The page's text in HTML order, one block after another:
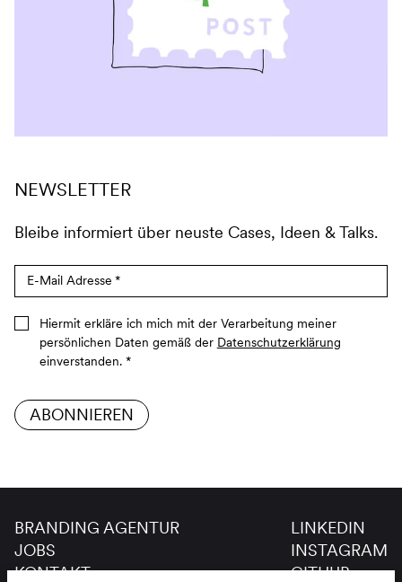
NEWSLETTER
Bleibe informiert über neuste Cases, Ideen & Talks.
E-Mail Adresse *
Hiermit erkläre ich mich mit der Verarbeitung meiner
persönlichen Daten gemäß der Datenschutzerklärung
einverstanden. *
ABONNIEREN
BRANDING AGENTUR
JOBS
KONTAKT
LINKEDIN
INSTAGRAM
GITHUB